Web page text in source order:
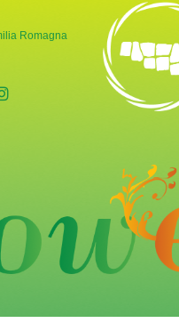
Romagna
Verde
di Giornata Verde
Twitter di Giornata
visita la pagina